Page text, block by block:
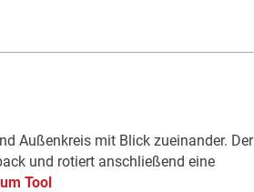
Außenkreis mit Blick zueinander. Der
und rotiert anschließend eine
Tool